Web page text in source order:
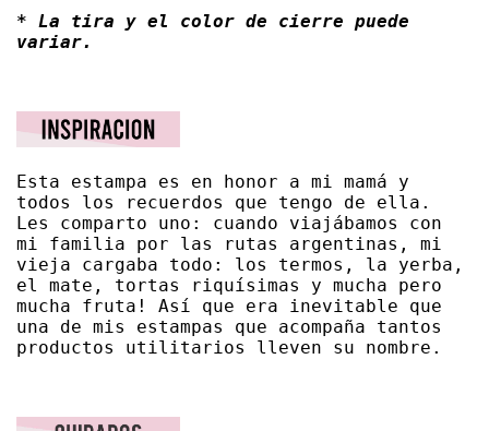
* La tira y el color de cierre puede
variar.
Esta estampa es en honor a mi mamá y
todos los recuerdos que tengo de ella.
Les comparto uno: cuando viajábamos con
mi familia por las rutas argentinas, mi
vieja cargaba todo: los termos, la yerba,
el mate, tortas riquísimas y mucha pero
mucha fruta! Así que era inevitable que
una de mis estampas que acompaña tantos
productos utilitarios lleven su nombre.